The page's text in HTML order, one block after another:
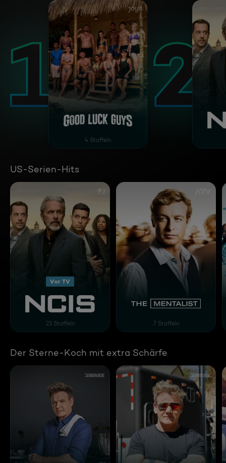
Good Luck Guys
4 Staffeln
US-Serien-Hits
Vor TV
Navy CIS
23 Staffeln
The Mentalist
7 Staffeln
Der Sterne-Koch mit extra Schärfe